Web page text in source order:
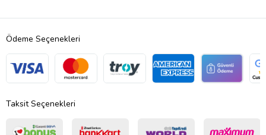
Ödeme Seçenekleri
Taksit Seçenekleri